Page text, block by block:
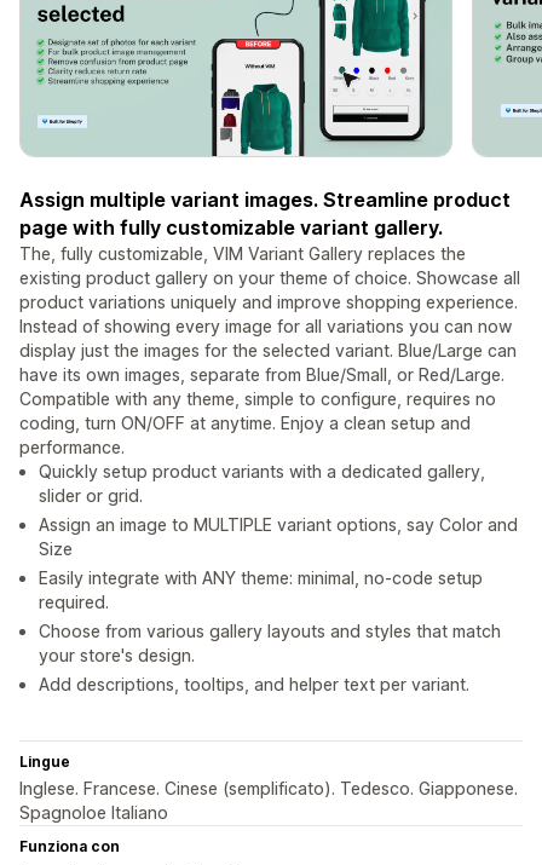
Assign multiple variant images. Streamline product
page with fully customizable variant gallery.
The, fully customizable, VIM Variant Gallery replaces the
existing product gallery on your theme of choice. Showcase all
product variations uniquely and improve shopping experience.
Instead of showing every image for all variations you can now
display just the images for the selected variant. Blue/Large can
have its own images, separate from Blue/Small, or Red/Large.
Compatible with any theme, simple to configure, requires no
coding, turn ON/OFF at anytime. Enjoy a clean setup and
performance.
Quickly setup product variants with a dedicated gallery,
slider or grid.
Assign an image to MULTIPLE variant options, say Color and
Size
Easily integrate with ANY theme: minimal, no-code setup
required.
Choose from various gallery layouts and styles that match
your store's design.
Add descriptions, tooltips, and helper text per variant.
Lingue
Inglese. Francese. Cinese (semplificato). Tedesco. Giapponese.
Spagnoloe Italiano
Funziona con